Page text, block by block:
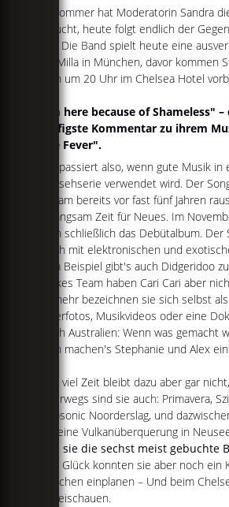
Im Sommer hat Moderatorin Sandra
besucht, heute folgt endlich der
Cari. Die Band spielt heute eine
der Milla in München, davor kommen
noch um 20 Uhr im Chelsea Hotel
"I'm here because of Shameless"
häufigste Kommentar zu ihrem
Line Fever".
Das passiert also, wenn gute Musik
Fernsehserie verwendet wird. Der
EP kam bereits vor fast fünf Jahren
so langsam Zeit für Neues. Im
dann schließlich das Debütalbum.
rough mit elektronischen und
(zum Beispiel gibt's auch Didgeridoo
starkes Team haben Cari Cari aber
vielmehr bezeichnen sie sich selbst
Coverfotos, Musikvideos oder eine
durch Australien: Wenn was gemacht
dann machen's Stephanie und Alex
Allzu viel Zeit bleibt dazu aber gar
unterwegs sind sie auch: Primavera,
Eurosonic Noorderslag, und
mal eine Vulkanüberquerung in
sind sie die sechst meist gebuchte
Zum Glück konnten sie aber noch ein
München einplanen – Und beim
vorbeischauen.